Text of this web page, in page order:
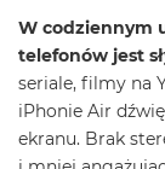
a
c
B
o
o
k
P
W codziennym
telefonów jest
seriale, filmy na
iPhonie Air
ekranu. Brak